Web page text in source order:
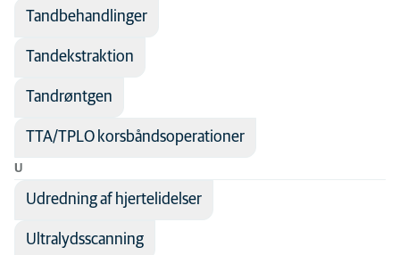
Tandbehandlinger
Tandekstraktion
Tandrøntgen
TTA/TPLO korsbåndsoperationer
U
Udredning af hjertelidelser
Ultralydsscanning